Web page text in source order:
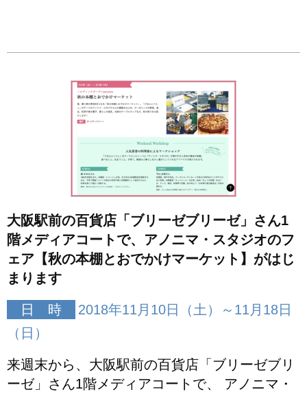
大阪駅前の百貨店「ブリーゼブリーゼ」さん1
階メディアコートで、アノニマ・スタジオのフ
ェア【秋の本棚とおでかけマーケット】がはじ
まります
日 時
2018年11月10日（土）～11月18日
（日）
来週末から、大阪駅前の百貨店「ブリーゼブリ
ーゼ」さん1階メディアコートで、 アノニマ・